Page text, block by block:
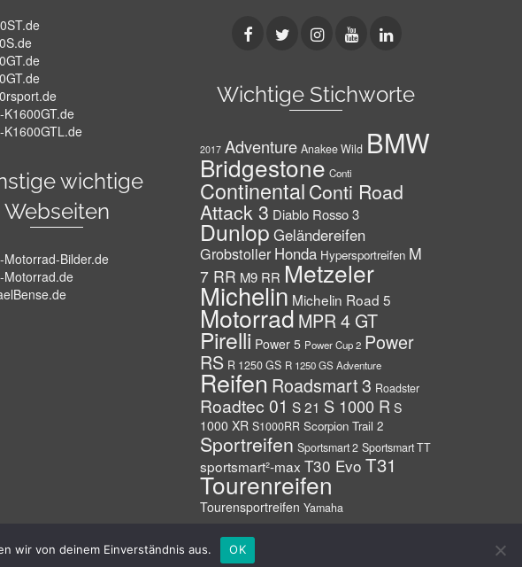
K1600GT.de
K1600GTL.de
wichtige
Webseiten
Motorrad-Bilder.de
Motorrad.de
Wichtige Stichworte
2017 Adventure Anakee Wild BMW
Bridgestone Conti
ContinentalConti Road
Attack 3 Diablo Rosso 3
Dunlop Geländereifen
Grobstoller Honda Hypersportreifen M
7 RR M9 RR Metzeler
Michelin Michelin Road 5
MotorradMPR 4 GT
Pirelli Power 5 Power Cup 2 Power
RS R 1250 GS R 1250 GS Adventure
Reifen Roadsmart 3 Roadster
Roadtec 01 S 21 S 1000 R S
1000 XR S1000RR Scorpion Trail 2
Sportreifen Sportsmart 2 Sportsmart TT
sportsmart²-max T30 Evo T31
Tourenreifen
Tourensportreifen Yamaha
Info – Geschichte
wir von deinem Einverständnis aus. OK